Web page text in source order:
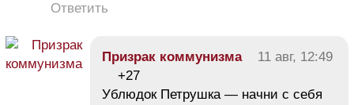
Ответить
Призрак коммунизма
11 авг, 12:49
+27
Ублюдок Петрушка — начни с себя